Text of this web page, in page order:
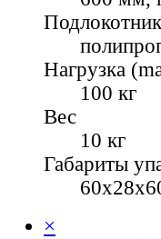
Нагрузка
100 кг
Вес
10 кг
Габариты
×